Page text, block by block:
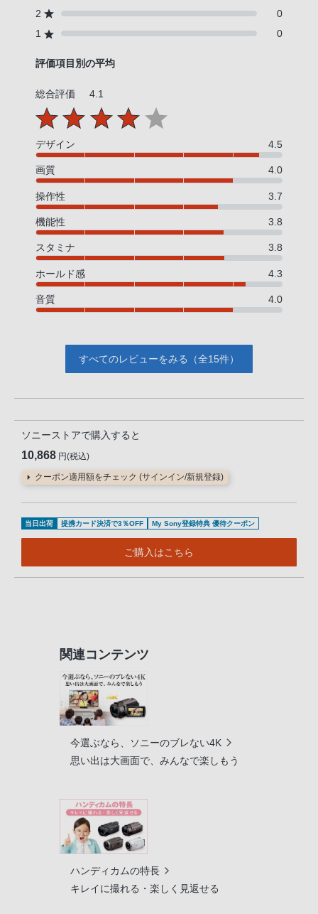
2
0
1
0
評価項目別の平均
総合評価 4.1
デザイン 4.5
画質 4.0
操作性 3.7
機能性 3.8
スタミナ 3.8
ホールド感 4.3
音質 4.0
すべてのレビューをみる（全15件）
ソニーストアで購入すると
10,868 円(税込)
クーポン適用額をチェック (サインイン/新規登録)
当日出荷 提携カード決済で3％OFF My Sony登録特典 優待クーポン
ご購入はこちら
関連コンテンツ
今選ぶなら、ソニーのブレない4K
思い出は大画面で、みんなで楽しもう
ハンディカムの特長
キレイに撮れる・楽しく見返せる